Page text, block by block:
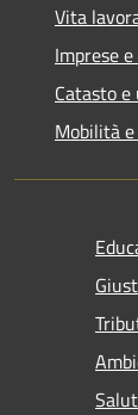
Vita
Imprese
Catasto
Mobilità